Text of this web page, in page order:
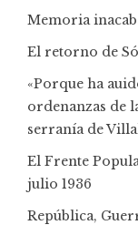
Memoria
El retorno de
«Porque ha
ordenanzas de
serranía de
El Frente
julio 1936
República,